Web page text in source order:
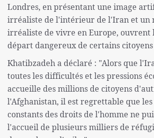
Londres, en présentant une image
irréaliste de l'intérieur de l'Iran et un
irréaliste de vivre en Europe, ouvrent
départ dangereux de certains
Khatibzadeh a déclaré : "Alors que
toutes les difficultés et les pressions
accueille des millions de citoyens
l'Afghanistan, il est regrettable que
constants des droits de l'homme ne
l'accueil de plusieurs milliers de